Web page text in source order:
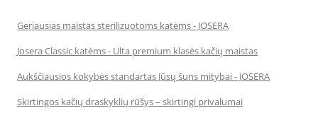
Geriausias maistas sterilizuotoms katėms - JOSERA
Josera Classic katėms - Ulta premium klasės kačių maistas
Aukščiausios kokybės standartas Jūsų šuns mitybai - JOSERA
Skirtingos kačių draskyklių rūšys – skirtingi privalumai